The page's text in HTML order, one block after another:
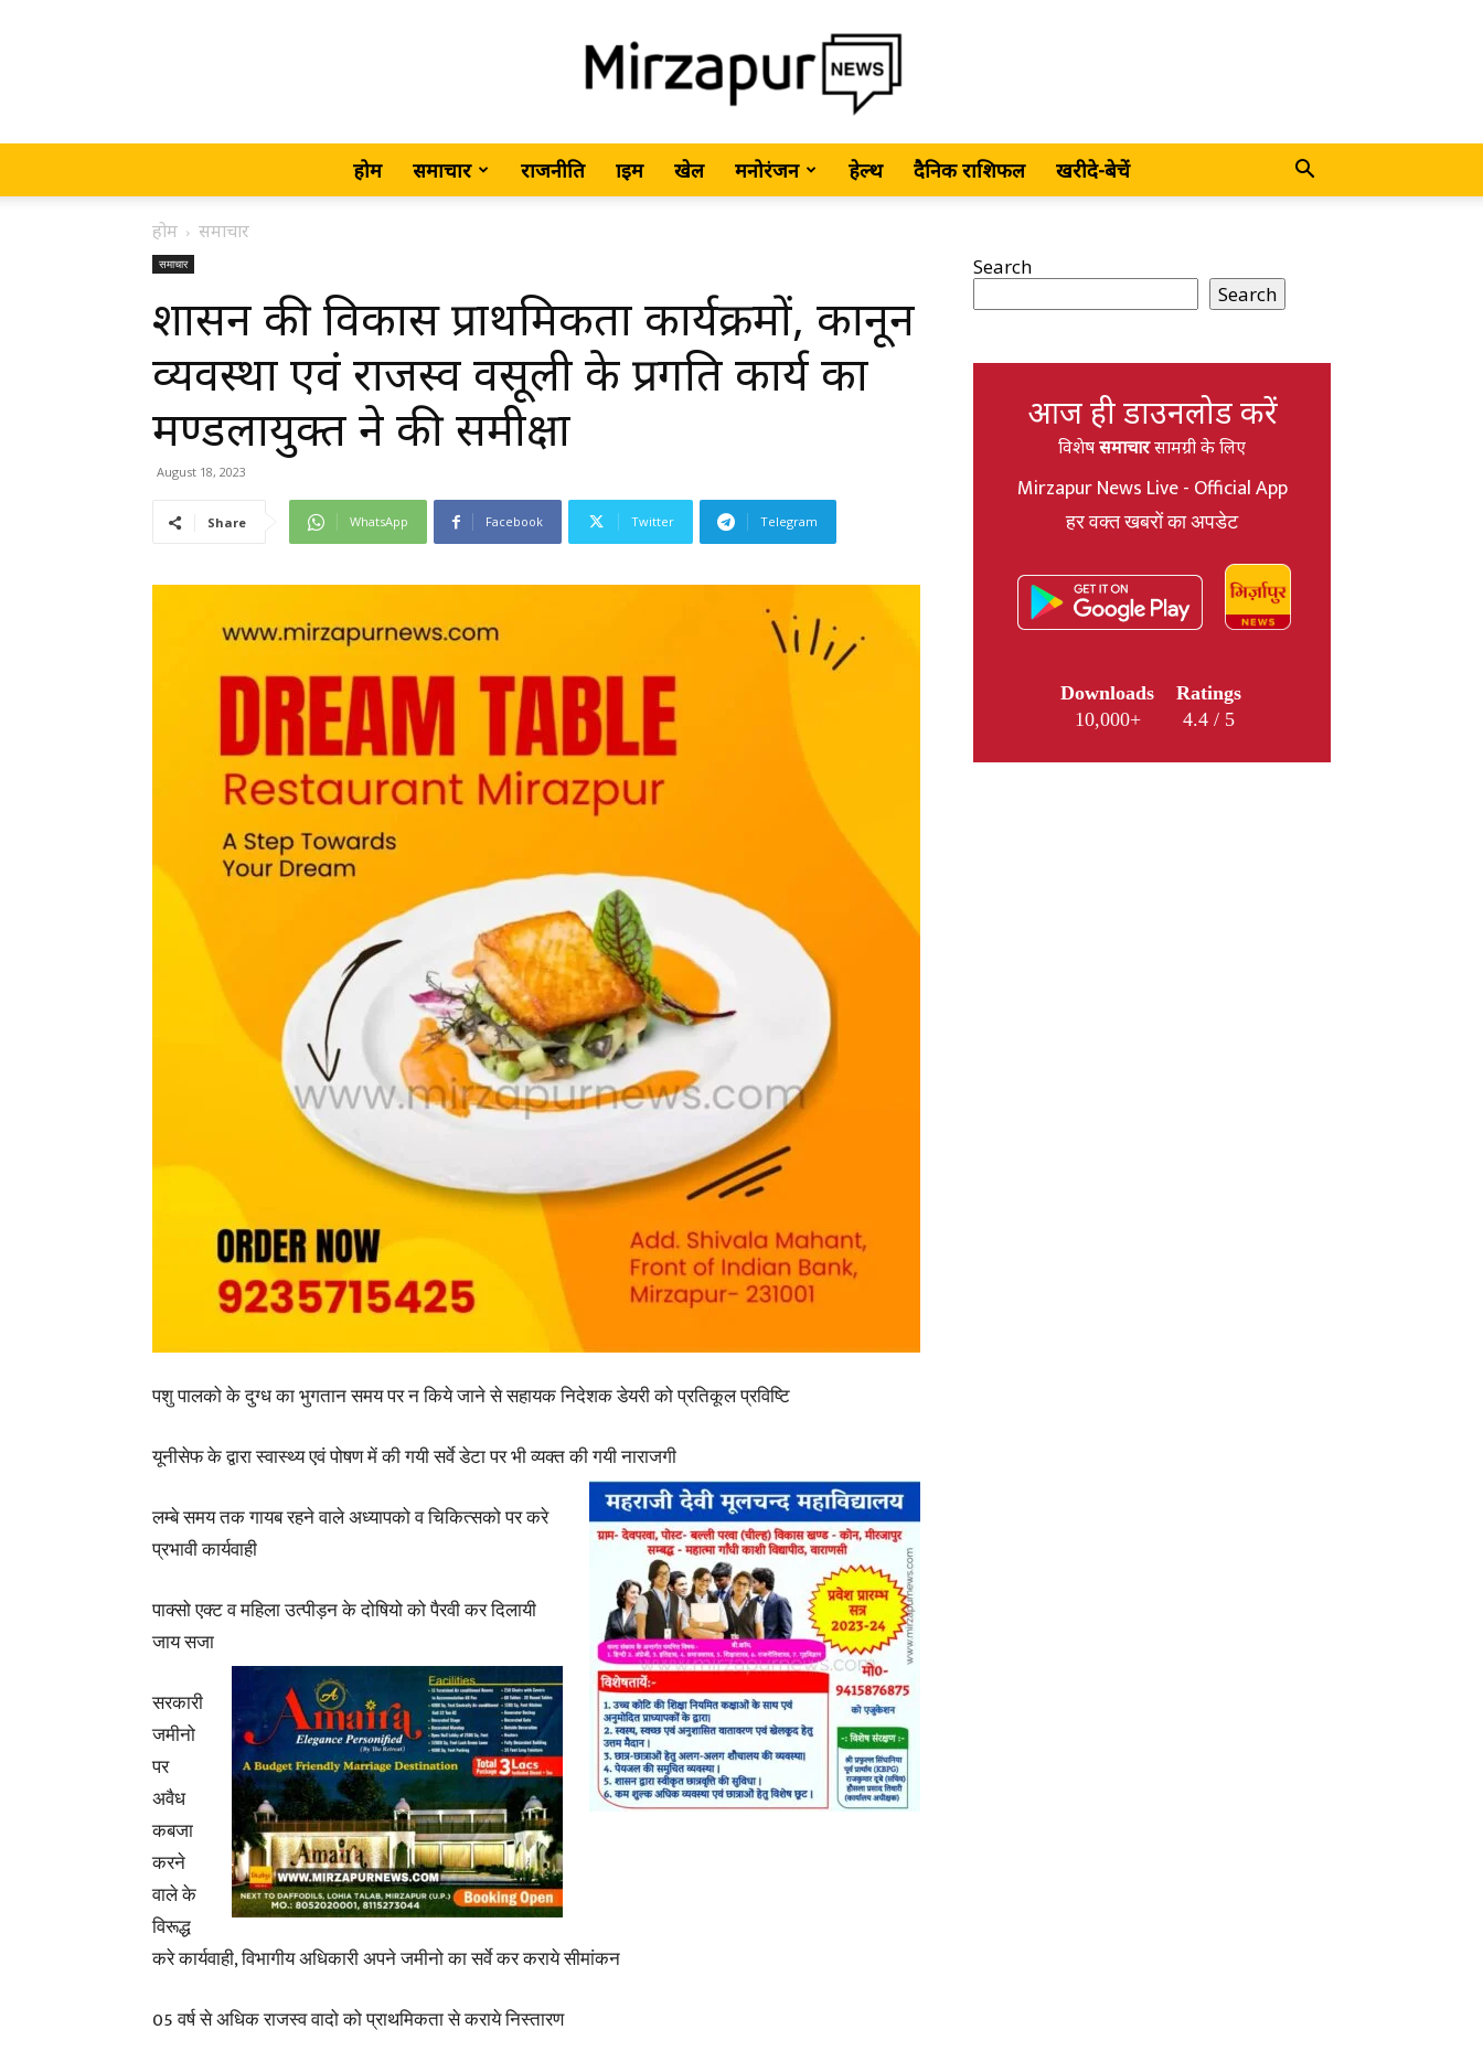
MirzapurNews.com
•
News,
News
Hindi,
Hindi
News
Paper
होम समाचार राजनीति क्राइम खेल मनोरंजन हेल्थ दैनिक राशिफल खरीदे-बेचें
होम समाचार
समाचार
शासन की विकास प्राथमिकता कार्यक्रमों, कानून
व्यवस्था एवं राजस्व वसूली के प्रगति कार्य का
मण्डलायुक्त ने की समीक्षा
August 18, 2023
Share WhatsApp Facebook Twitter Telegram
पशु पालको के दुग्ध का भुगतान समय पर न किये जाने से सहायक निदेशक डेयरी को प्रतिकूल प्रविष्टि
यूनीसेफ के द्वारा स्वास्थ्य एवं पोषण में की गयी सर्वे डेटा पर भी व्यक्त की गयी नाराजगी
लम्बे समय तक गायब रहने वाले अध्यापको व चिकित्सको पर करे
प्रभावी कार्यवाही
पाक्सो एक्ट व महिला उत्पीड़न के दोषियो को पैरवी कर दिलायी
जाय सजा
सरकारी
जमीनो
पर
अवैध
कबजा
करने
वाले के
विरूद्ध
करे कार्यवाही, विभागीय अधिकारी अपने जमीनो का सर्वे कर कराये सीमांकन
05 वर्ष से अधिक राजस्व वादो को प्राथमिकता से कराये निस्तारण
Search
Search
आज ही डाउनलोड करें
विशेषसमाचारसामग्री के लिए
Mirzapur News Live - Official App
हर वक्त खबरों का अपडेट
Downloads
10,000+
Ratings
4.4 / 5